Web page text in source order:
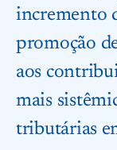
incremento
promoção
aos
mais
tributárias